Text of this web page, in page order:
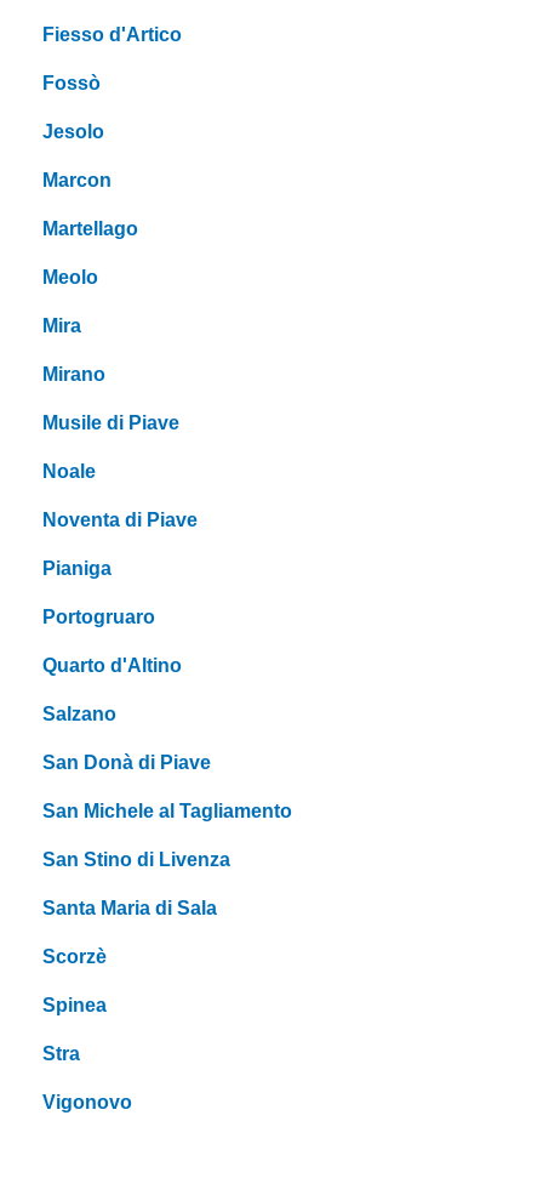
Fiesso d'Artico
Fossò
Jesolo
Marcon
Martellago
Meolo
Mira
Mirano
Musile di Piave
Noale
Noventa di Piave
Pianiga
Portogruaro
Quarto d'Altino
Salzano
San Donà di Piave
San Michele al Tagliamento
San Stino di Livenza
Santa Maria di Sala
Scorzè
Spinea
Stra
Vigonovo